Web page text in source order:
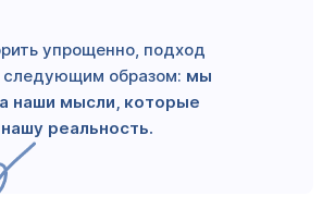
упрощенно, подход
следующим образом: мы
наши мысли, которые
реальность.